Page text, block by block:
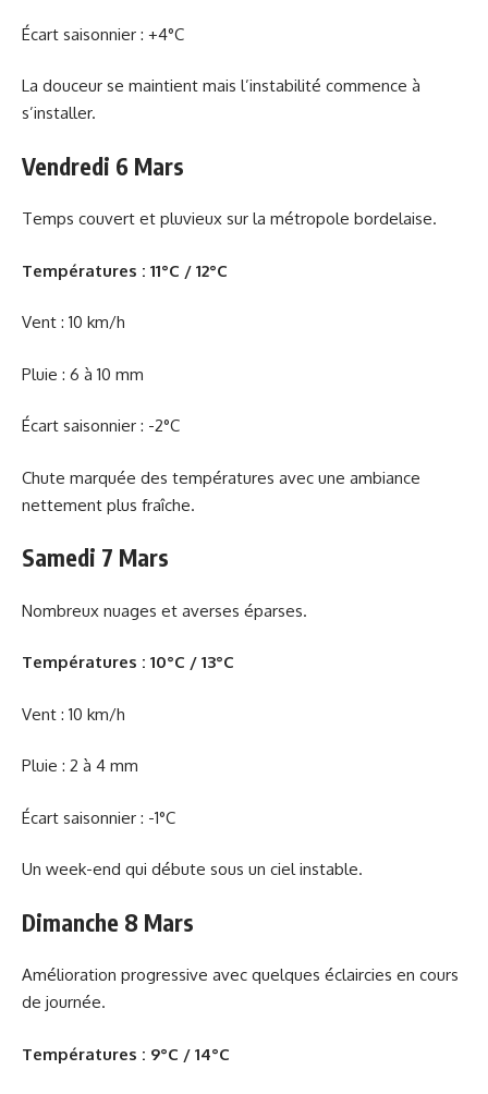
Écart saisonnier : +4°C
La douceur se maintient mais l’instabilité commence à
s’installer.
Vendredi 6 Mars
Temps couvert et pluvieux sur la métropole bordelaise.
Températures : 11°C / 12°C
Vent : 10 km/h
Pluie : 6 à 10 mm
Écart saisonnier : -2°C
Chute marquée des températures avec une ambiance
nettement plus fraîche.
Samedi 7 Mars
Nombreux nuages et averses éparses.
Températures : 10°C / 13°C
Vent : 10 km/h
Pluie : 2 à 4 mm
Écart saisonnier : -1°C
Un week-end qui débute sous un ciel instable.
Dimanche 8 Mars
Amélioration progressive avec quelques éclaircies en cours
de journée.
Températures : 9°C / 14°C